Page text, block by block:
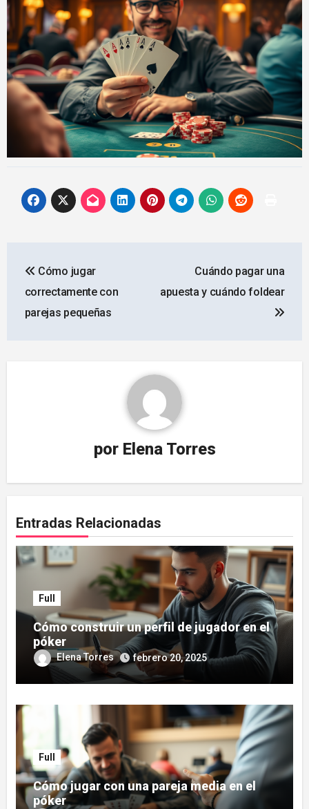
de
entradas
Cómo jugar
correctamente con
parejas pequeñas
Cuándo pagar una
apuesta y cuándo foldear
por Elena Torres
Entradas Relacionadas
Full
Cómo construir un perfil de jugador en el
póker
Elena Torres febrero 20, 2025
Full
Cómo jugar con una pareja media en el
póker